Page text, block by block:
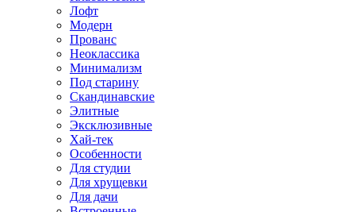
Лофт
Модерн
Прованс
Неоклассика
Минимализм
Под старину
Скандинавские
Элитные
Эксклюзивные
Хай-тек
Особенности
Для студии
Для хрущевки
Для дачи